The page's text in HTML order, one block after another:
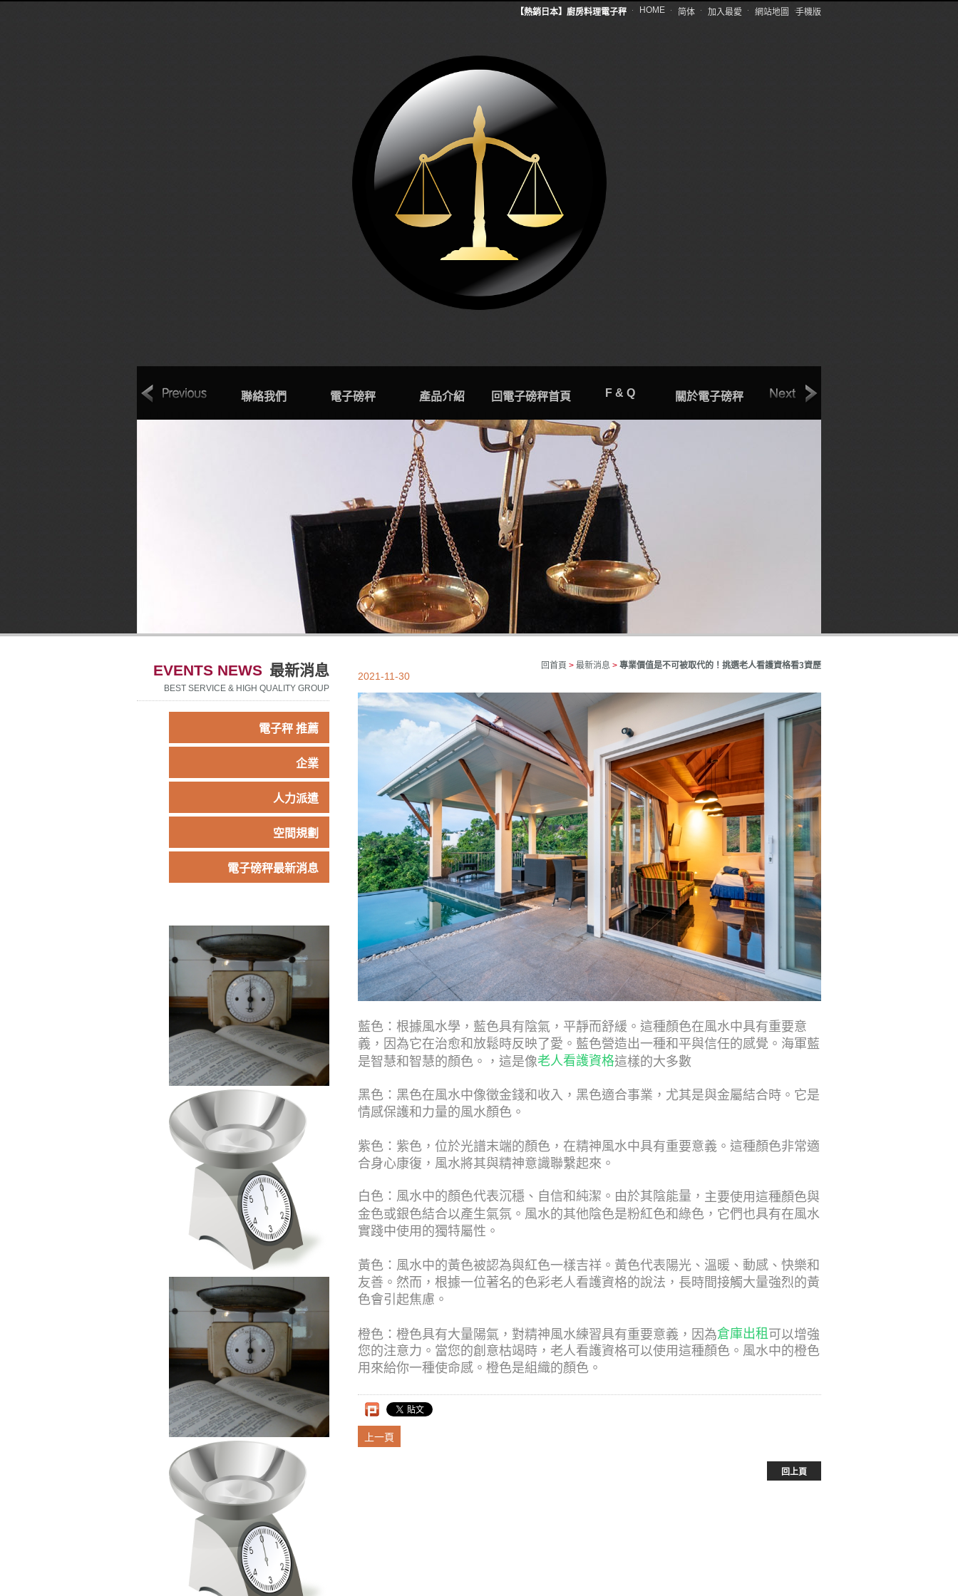
【熱銷日本】廚房料理電子秤 HOME 简体 加入最愛 網站地圖 手機版
關於電子磅秤 聯絡我們 電子磅秤 產品介紹 回電子磅秤首頁 F & Q 關於電子磅秤 聯絡我們
EVENTS NEWS 最新消息
BEST SERVICE & HIGH QUALITY GROUP
電子秤 推薦
企業
人力派遣
空間規劃
電子磅秤最新消息
回首頁 > 最新消息 > 專業價值是不可被取代的！挑選老人看護資格看3資歷
2021-11-30
藍色：根據風水學，藍色具有陰氣，平靜而舒緩。這種顏色在風水中具有重要意
義，因為它在治愈和放鬆時反映了愛。藍色營造出一種和平與信任的感覺。海軍藍
是智慧和智慧的顏色。，這是像老人看護資格​​​​​​​這樣的大多數
黑色：黑色在風水中像徵金錢和收入，黑色適合事業，尤其是與金屬結合時。它是
情感保護和力量的風水顏色。
紫色：紫色，位於光譜末端的顏色，在精神風水中具有重要意義。這種顏色非常適
合身心康復，風水將其與精神意識聯繫起來。
白色：風水中的顏色代表沉穩、自信和純潔。由於其陰能量， 主要使用這種顏色與
金色或銀色結合以產生氣氛。風水的其他陰色是粉紅色和綠色，它們也具有在風水
實踐中使用的獨特屬性。
黃色：風水中的黃色被認為與紅色一樣吉祥。黃色代表陽光、溫暖、動感、快樂和
友善。然而，根據一位著名的色彩老人看護資格的說法，長時間接觸大量強烈的黃
色會引起焦慮。
橙色：橙色具有大量陽氣，對精神風水練習具有重要意義，因為倉庫出租 可以增強
您的注意力。當您的創意枯竭時，老人看護資格可以使用這種顏色。風水中的橙色
用來給你一種使命感。橙色是組織的顏色。
上一頁
回上頁